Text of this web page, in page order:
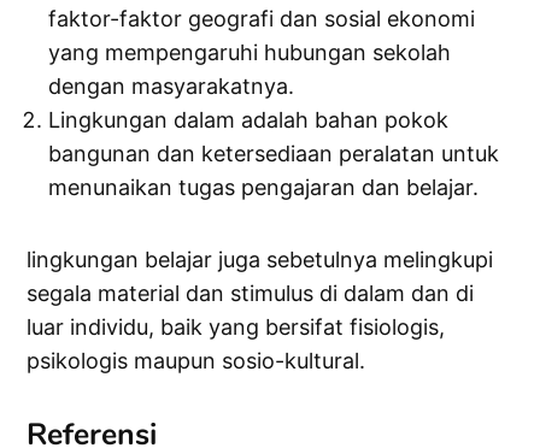
faktor-faktor geografi dan sosial ekonomi
yang mempengaruhi hubungan sekolah
dengan masyarakatnya.
Lingkungan dalam adalah bahan pokok
bangunan dan ketersediaan peralatan untuk
menunaikan tugas pengajaran dan belajar.
lingkungan belajar juga sebetulnya melingkupi
segala material dan stimulus di dalam dan di
luar individu, baik yang bersifat fisiologis,
psikologis maupun sosio-kultural.
Referensi